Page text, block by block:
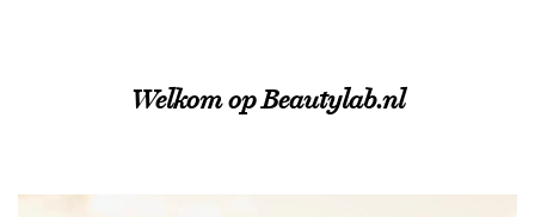
Welkom op Beautylab.nl